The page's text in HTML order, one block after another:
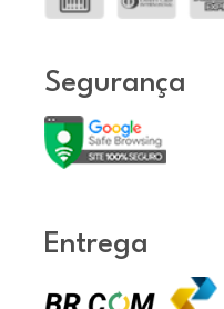
Segurança
Entrega